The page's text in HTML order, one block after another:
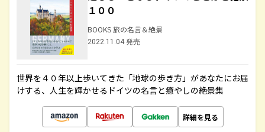
１００
BOOKS 旅の名言＆絶景
2022.11.04 発売
世界を４０年以上歩いてきた「地球の歩き方」があなたにお届
けする、人生を輝かせるドイツの名言と癒やしの絶景集
詳細を見る